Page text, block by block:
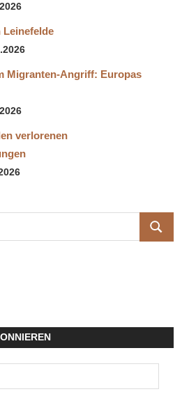
Leinefelde
Migranten-Angriff: Europas
verlorenen
SUCHEN